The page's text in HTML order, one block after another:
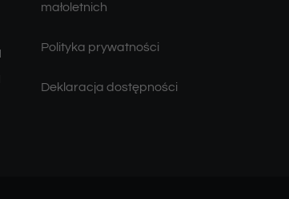
małoletnich
Polityka prywatności
Deklaracja dostępności